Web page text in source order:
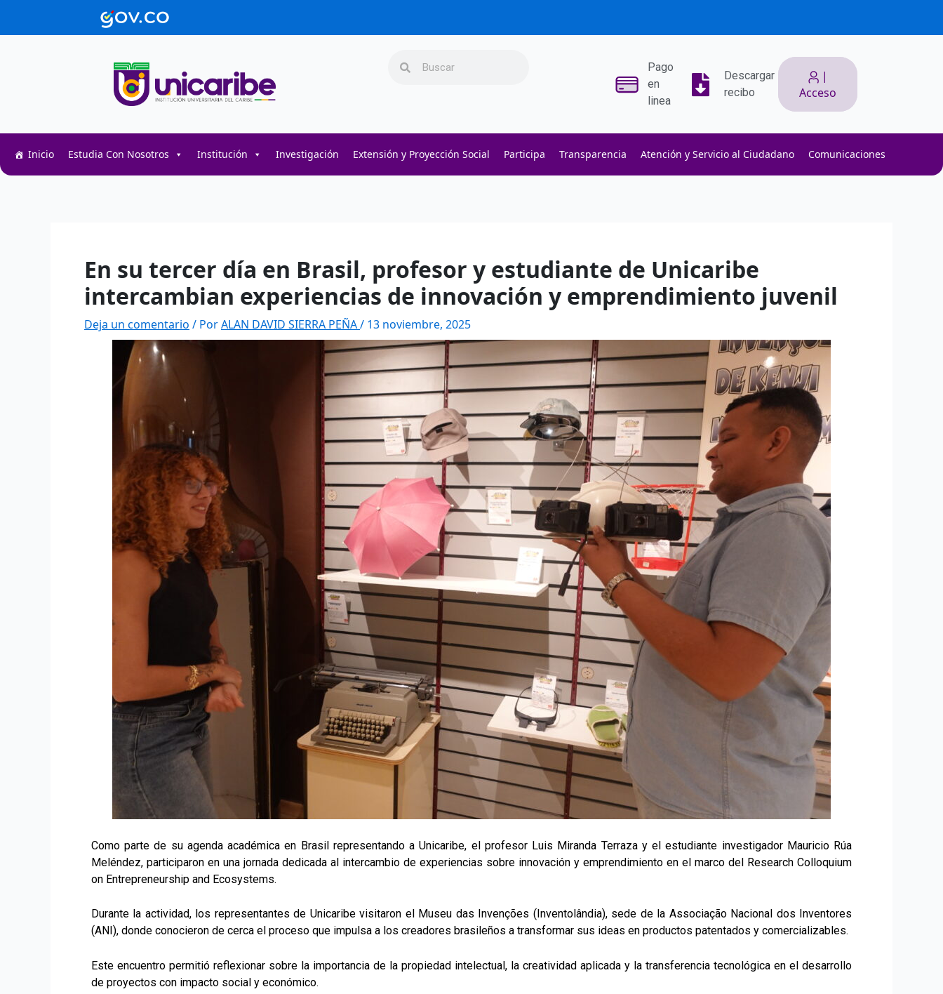
Pago
en
linea
Descargar
recibo
|
Acceso
Inicio Estudia Con Nosotros Institución Investigación Extensión y Proyección Social Participa Transparencia Atención y Servicio al Ciudadano Comunicaciones
En su tercer día en Brasil, profesor y estudiante de Unicaribe
intercambian experiencias de innovación y emprendimiento juvenil
Deja un comentario / PorALAN DAVID SIERRA PEÑA/ 13 noviembre, 2025
Como parte de su agenda académica en Brasil representando a Unicaribe, el profesor Luis Miranda Terraza y el estudiante investigador Mauricio Rúa
Meléndez, participaron en una jornada dedicada al intercambio de experiencias sobre innovación y emprendimiento en el marco del Research Colloquium
on Entrepreneurship and Ecosystems.
Durante la actividad, los representantes de Unicaribe visitaron el Museu das Invenções (Inventolândia), sede de la Associação Nacional dos Inventores
(ANI), donde conocieron de cerca el proceso que impulsa a los creadores brasileños a transformar sus ideas en productos patentados y comercializables.
Este encuentro permitió reflexionar sobre la importancia de la propiedad intelectual, la creatividad aplicada y la transferencia tecnológica en el desarrollo
de proyectos con impacto social y económico.